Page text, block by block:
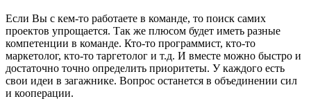
Если Вы с кем-то работаете в команде, то поиск самих
проектов упрощается. Так же плюсом будет иметь разные
компетенции в команде. Кто-то программист, кто-то
маркетолог, кто-то таргетолог и т.д. И вместе можно быстро и
достаточно точно определить приоритеты. У каждого есть
свои идеи в загажнике. Вопрос останется в объединении сил
и кооперации.